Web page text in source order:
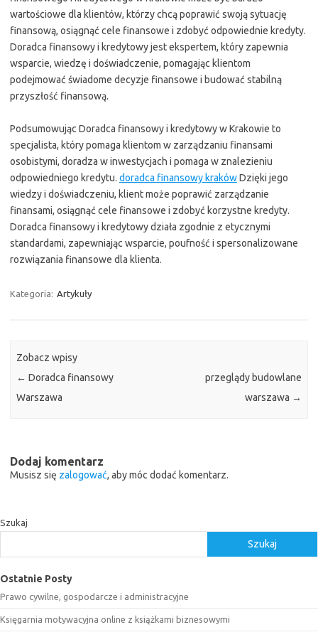
wartościowe dla klientów, którzy chcą poprawić swoją sytuację
finansową, osiągnąć cele finansowe i zdobyć odpowiednie kredyty.
Doradca finansowy i kredytowy jest ekspertem, który zapewnia
wsparcie, wiedzę i doświadczenie, pomagając klientom
podejmować świadome decyzje finansowe i budować stabilną
przyszłość finansową.
Podsumowując Doradca finansowy i kredytowy w Krakowie to
specjalista, który pomaga klientom w zarządzaniu finansami
osobistymi, doradza w inwestycjach i pomaga w znalezieniu
odpowiedniego kredytu. doradca finansowy krakówDzięki jego
wiedzy i doświadczeniu, klient może poprawić zarządzanie
finansami, osiągnąć cele finansowe i zdobyć korzystne kredyty.
Doradca finansowy i kredytowy działa zgodnie z etycznymi
standardami, zapewniając wsparcie, poufność i spersonalizowane
rozwiązania finansowe dla klienta.
Kategoria: Artykuły
Zobacz wpisy
← Doradca finansowy
Warszawa
przeglądy budowlane
warszawa →
Dodaj komentarz
Musisz się zalogować, aby móc dodać komentarz.
Szukaj
Szukaj
Ostatnie Posty
Prawo cywilne, gospodarcze i administracyjne
Księgarnia motywacyjna online z książkami biznesowymi